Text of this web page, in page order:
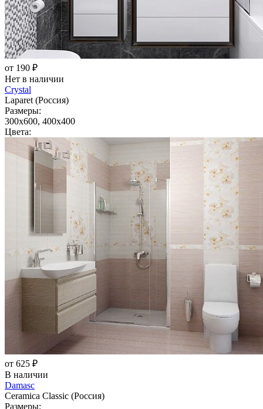
от 190 ₽
Нет в наличии
Crystal
Laparet (Россия)
Размеры:
300x600, 400x400
Цвета:
от 625 ₽
В наличии
Damasc
Ceramica Classic (Россия)
Размеры: